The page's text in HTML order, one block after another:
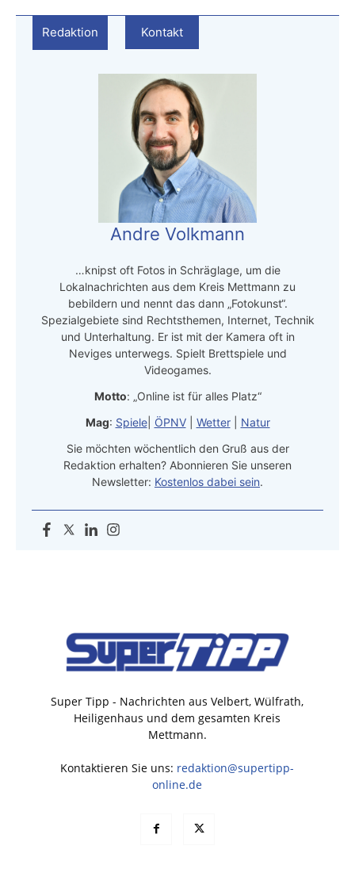
Redaktion Kontakt
Andre Volkmann
…knipst oft Fotos in Schräglage, um die
Lokalnachrichten aus dem Kreis Mettmann zu
bebildern und nennt das dann „Fotokunst“.
Spezialgebiete sind Rechtsthemen, Internet, Technik
und Unterhaltung. Er ist mit der Kamera oft in
Neviges unterwegs. Spielt Brettspiele und
Videogames.
Motto: „Online ist für alles Platz“
Mag: Spiele| ÖPNV| Wetter| Natur
Sie möchten wöchentlich den Gruß aus der
Redaktion erhalten? Abonnieren Sie unseren
Newsletter: Kostenlos dabei sein.
Super Tipp - Nachrichten aus Velbert, Wülfrath,
Heiligenhaus und dem gesamten Kreis
Mettmann.
Kontaktieren Sie uns: redaktion@supertipp-
online.de